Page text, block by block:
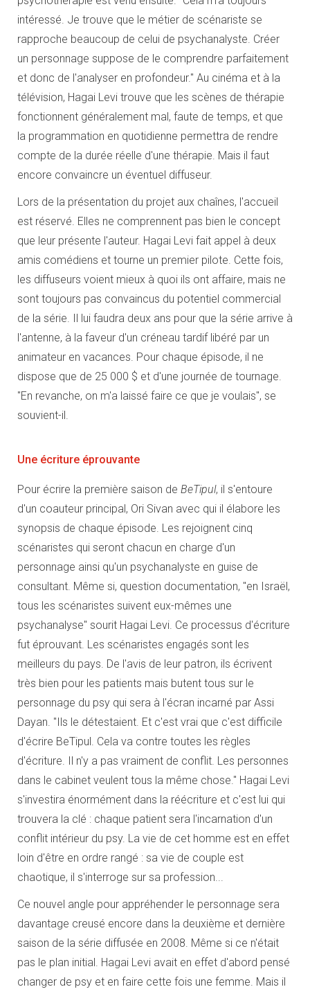
intéressé. Je trouve que le métier de scénariste se
rapproche beaucoup de celui de psychanalyste. Créer
un personnage suppose de le comprendre parfaitement
et donc de l'analyser en profondeur." Au cinéma et à la
télévision, Hagai Levi trouve que les scènes de thérapie
fonctionnent généralement mal, faute de temps, et que
la programmation en quotidienne permettra de rendre
compte de la durée réelle d'une thérapie. Mais il faut
encore convaincre un éventuel diffuseur.
Lors de la présentation du projet aux chaînes, l'accueil
est réservé. Elles ne comprennent pas bien le concept
que leur présente l'auteur. Hagai Levi fait appel à deux
amis comédiens et tourne un premier pilote. Cette fois,
les diffuseurs voient mieux à quoi ils ont affaire, mais ne
sont toujours pas convaincus du potentiel commercial
de la série. Il lui faudra deux ans pour que la série arrive à
l'antenne, à la faveur d'un créneau tardif libéré par un
animateur en vacances. Pour chaque épisode, il ne
dispose que de 25 000 $ et d'une journée de tournage.
"En revanche, on m'a laissé faire ce que je voulais", se
souvient-il.
Une écriture éprouvante
Pour écrire la première saison de BeTipul, il s'entoure
d'un coauteur principal, Ori Sivan avec qui il élabore les
synopsis de chaque épisode. Les rejoignent cinq
scénaristes qui seront chacun en charge d'un
personnage ainsi qu'un psychanalyste en guise de
consultant. Même si, question documentation, "en Israël,
tous les scénaristes suivent eux-mêmes une
psychanalyse" sourit Hagai Levi. Ce processus d'écriture
fut éprouvant. Les scénaristes engagés sont les
meilleurs du pays. De l'avis de leur patron, ils écrivent
très bien pour les patients mais butent tous sur le
personnage du psy qui sera à l'écran incarné par Assi
Dayan. "Ils le détestaient. Et c'est vrai que c'est difficile
d'écrire BeTipul. Cela va contre toutes les règles
d'écriture. Il n'y a pas vraiment de conflit. Les personnes
dans le cabinet veulent tous la même chose." Hagai Levi
s'investira énormément dans la réécriture et c'est lui qui
trouvera la clé : chaque patient sera l'incarnation d'un
conflit intérieur du psy. La vie de cet homme est en effet
loin d'être en ordre rangé : sa vie de couple est
chaotique, il s'interroge sur sa profession...
Ce nouvel angle pour appréhender le personnage sera
davantage creusé encore dans la deuxième et dernière
saison de la série diffusée en 2008. Même si ce n'était
pas le plan initial. Hagai Levi avait en effet d'abord pensé
changer de psy et en faire cette fois une femme. Mais il